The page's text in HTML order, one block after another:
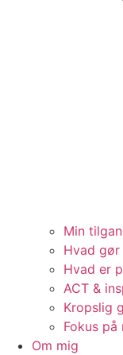
Min
Hvad
Hvad er
ACT &
Kropslig
Fokus
Om mig